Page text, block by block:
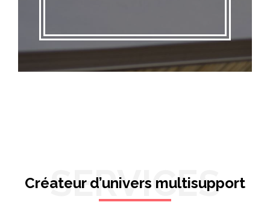
SERVICES
Créateur d’univers multisupport